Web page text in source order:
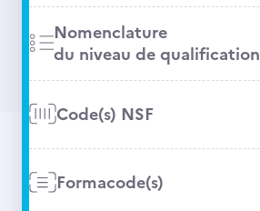
Nomenclature
du niveau de qualification
Code(s) NSF
Formacode(s)